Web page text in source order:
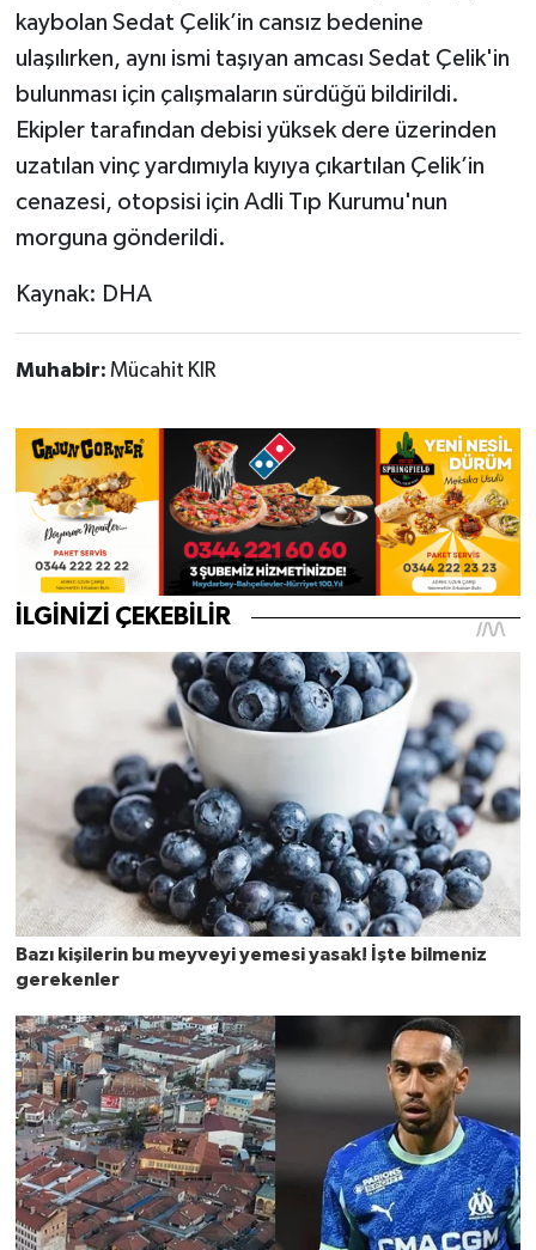
kaybolan Sedat Çelik’in cansız bedenine
ulaşılırken, aynı ismi taşıyan amcası Sedat Çelik'in
bulunması için çalışmaların sürdüğü bildirildi.
Ekipler tarafından debisi yüksek dere üzerinden
uzatılan vinç yardımıyla kıyıya çıkartılan Çelik’in
cenazesi, otopsisi için Adli Tıp Kurumu'nun
morguna gönderildi.
Kaynak: DHA
Muhabir: Mücahit KIR